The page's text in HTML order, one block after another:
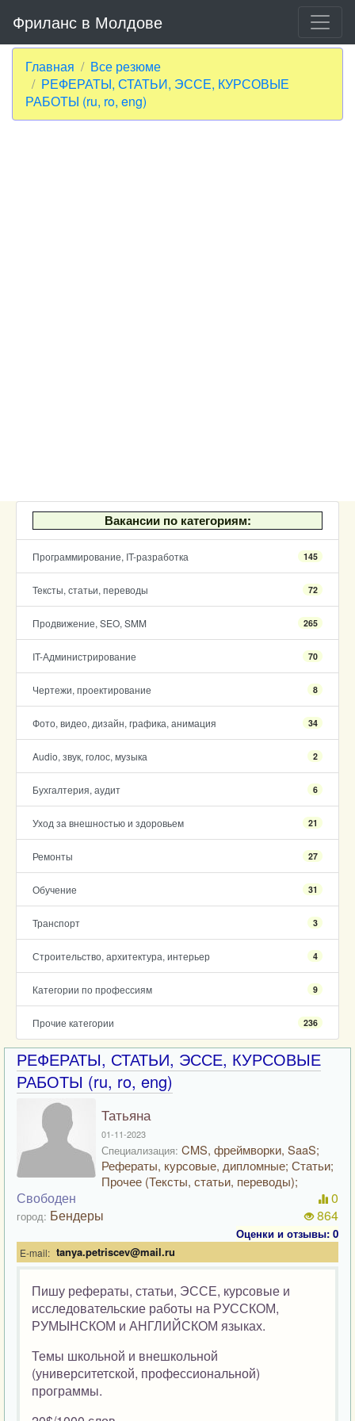
Фриланс в Молдове
Главная
Все резюме
РЕФЕРАТЫ, СТАТЬИ, ЭССЕ, КУРСОВЫЕ
РАБОТЫ (ru, ro, eng)
Вакансии по категориям:
Программирование, IT-разработка 145
Тексты, статьи, переводы 72
Продвижение, SEO, SMM 265
IT-Администрирование 70
Чертежи, проектирование 8
Фото, видео, дизайн, графика, анимация 34
Audio, звук, голос, музыка 2
Бухгалтерия, аудит 6
Уход за внешностью и здоровьем 21
Ремонты 27
Обучение 31
Транспорт 3
Строительство, архитектура, интерьер 4
Категории по профессиям 9
Прочие категории 236
РЕФЕРАТЫ, СТАТЬИ, ЭССЕ, КУРСОВЫЕ
РАБОТЫ (ru, ro, eng)
Татьяна
01-11-2023
Специализация: CMS, фреймворки, SaaS;
Рефераты, курсовые, дипломные; Статьи;
Прочее (Тексты, статьи, переводы);
Свободен
город: Бендеры
0
864
Оценки и отзывы: 0
E-mail: tanya.petriscev@mail.ru
Пишу рефераты, статьи, ЭССЕ, курсовые и
исследовательские работы на РУССКОМ,
РУМЫНСКОМ и АНГЛИЙСКОМ языках.
Темы школьной и внешкольной
(университетской, профессиональной)
программы.